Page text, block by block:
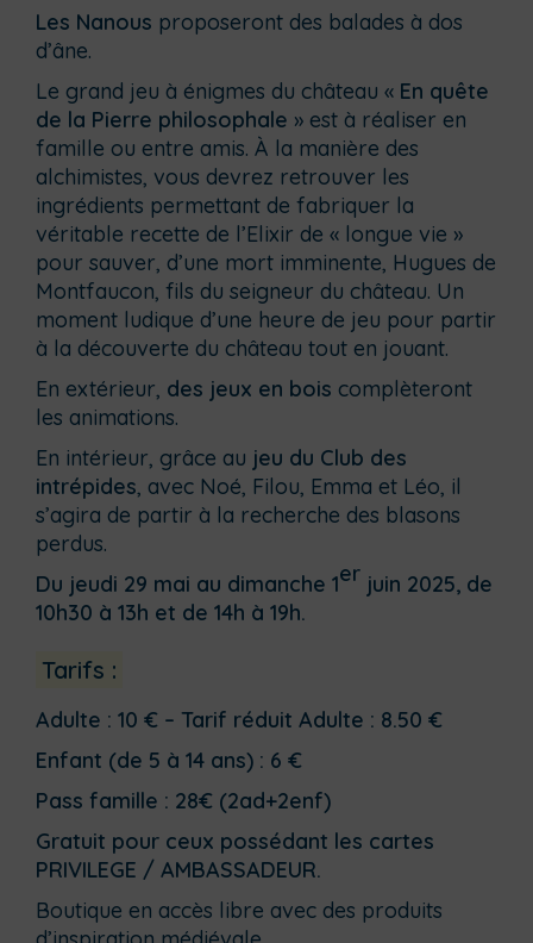
Les Nanous proposeront des balades à dos
d’âne.
Le grand jeu à énigmes du château « En quête
de la Pierre philosophale » est à réaliser en
famille ou entre amis. À la manière des
alchimistes, vous devrez retrouver les
ingrédients permettant de fabriquer la
véritable recette de l’Elixir de « longue vie »
pour sauver, d’une mort imminente, Hugues de
Montfaucon, fils du seigneur du château. Un
moment ludique d’une heure de jeu pour partir
à la découverte du château tout en jouant.
En extérieur, des jeux en bois complèteront
les animations.
En intérieur, grâce au jeu du Club des
intrépides, avec Noé, Filou, Emma et Léo, il
s’agira de partir à la recherche des blasons
perdus.
Du jeudi 29 mai au dimanche 1er juin 2025, de
10h30 à 13h et de 14h à 19h.
Tarifs :
Adulte : 10 € – Tarif réduit Adulte : 8.50 €
Enfant (de 5 à 14 ans) : 6 €
Pass famille : 28€ (2ad+2enf)
Gratuit pour ceux possédant les cartes
PRIVILEGE / AMBASSADEUR.
Boutique en accès libre avec des produits